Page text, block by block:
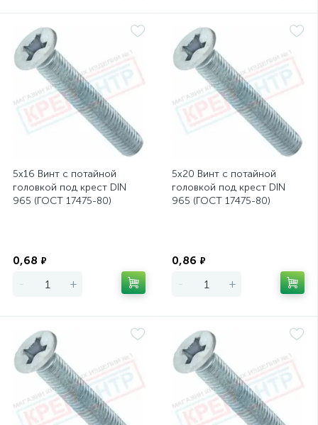
5х16 Винт с потайной
головкой под крест DIN
965 (ГОСТ 17475-80)
0,68 ₽
- +
5х20 Винт с потайной
головкой под крест DIN
965 (ГОСТ 17475-80)
0,86 ₽
- +